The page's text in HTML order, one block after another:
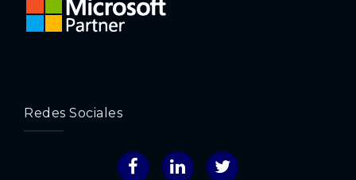
Redes Sociales
FacebookLinkedInTwitter